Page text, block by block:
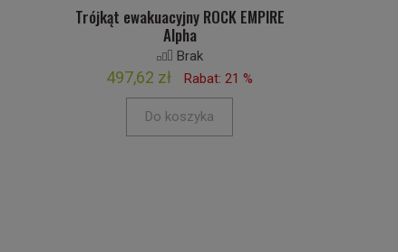
Trójkąt ewakuacyjny ROCK EMPIRE
Alpha
Brak
497,62 zł Rabat: 21 %
Do koszyka